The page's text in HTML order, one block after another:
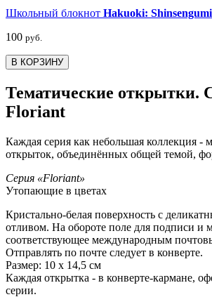
Школьный блокнот Hakuoki:
100 руб.
В КОРЗИНУ
Тематические открытки.
Floriant
Каждая серия как небольшая коллекция -
открыток, объединённых общей темой,
Серия «Floriant»
Утопающие в цветах
Кристально-белая поверхность с
отливом. На обороте поле для подписи и
соответствующее международным
Отправлять по почте следует в конверте.
Размер: 10 х 14,5 см
Каждая открытка - в конверте-кармане,
серии.